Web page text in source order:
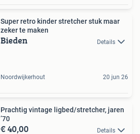
Super retro kinder stretcher stuk maar
zeker te maken
Bieden Details
Noordwijkerhout 20 jun 26
Prachtig vintage ligbed/stretcher, jaren
’70
€ 40,00 Details